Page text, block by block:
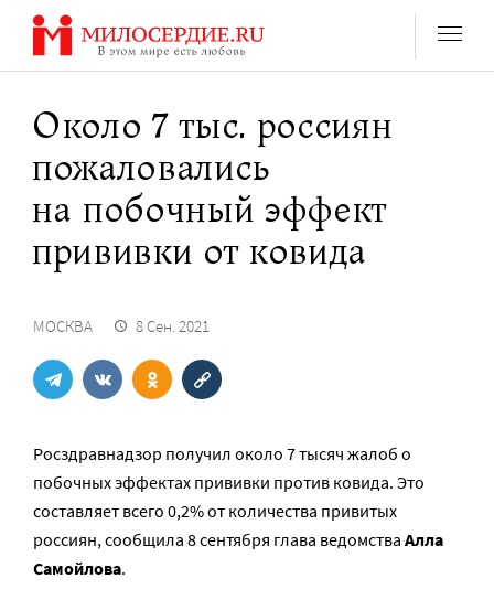
Перейти
содержанию
Около 7 тыс. россиян
пожаловались
на побочный эффект
прививки от ковида
МОСКВА 8 Сен. 2021
Росздравнадзор получил около 7 тысяч жалоб о
побочных эффектах прививки против ковида. Это
составляет всего 0,2% от количества привитых
россиян, сообщила 8 сентября глава ведомства Алла
Самойлова.